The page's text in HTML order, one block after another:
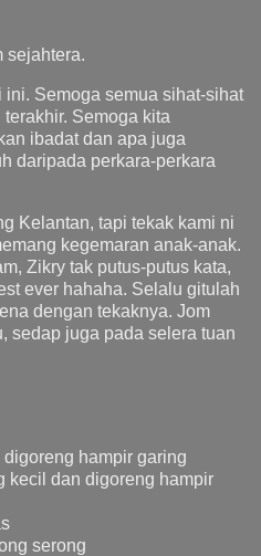
sejahtera.
Semoga semua sihat-sihat
Semoga kita
ibadat dan apa juga
daripada perkara-perkara
Kelantan, tapi tekak kami ni
kegemaran anak-anak.
Zikry tak putus-putus kata,
ever hahaha. Selalu gitulah
dengan tekaknya. Jom
sedap juga pada selera tuan
hampir garing
kecil dan digoreng hampir
serong